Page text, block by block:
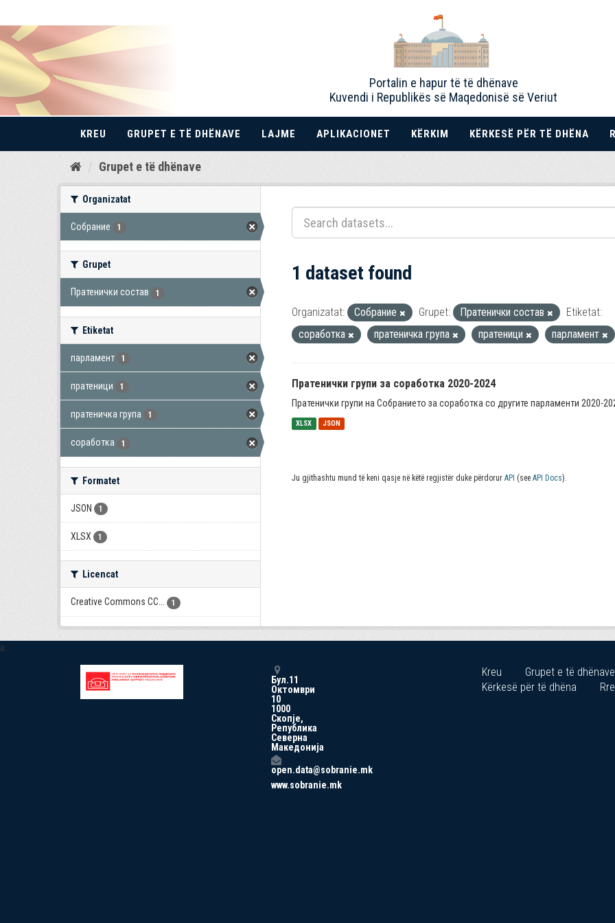
Kalo
Portalin e hapur të të dhënave
Kuvendi i Republikës së Maqedonisë së Veriut
KREU GRUPET E TË DHËNAVE LAJME APLIKACIONET KËRKIM KËRKESË PËR TË DHËNA
Grupet e të dhënave
Organizatat
Собрание 1
Grupet
Пратенички состав 1
Etiketat
парламент 1
пратеници 1
пратеничка група 1
соработка 1
Formatet
JSON 1
XLSX 1
Licencat
Creative Commons CC... 1
1 dataset found
Organizatat: Собрание Grupet: Пратенички состав
Etiketat:
соработка
пратеничка група пратеници парламент
Пратенички групи за соработка 2020-2024
Пратенички групи на Собранието за соработка со другите парламенти 2020-
XLSX JSON
Ju gjithashtu mund të keni qasje në këtë regjistër duke përdorur API (see API Docs).
a
Бул.11
Октомври
10
1000
Скопје,
Република
Северна
Македонија
open.data@sobranie.mk
www.sobranie.mk
Kreu
Grupet e të dhënave
Kërkesë për të dhëna